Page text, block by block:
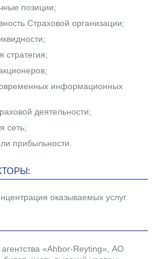
позиции;
Страховой организации;
стратегия;
информационных
деятельности;
сеть;
прибыльности.
оказываемых услуг.
«Ahbor-Reyting», АО